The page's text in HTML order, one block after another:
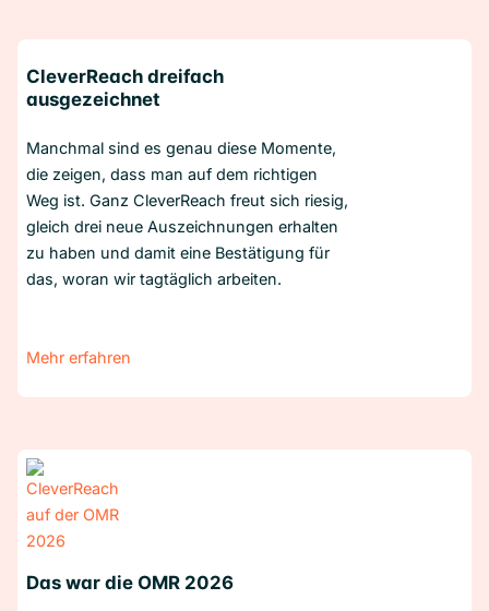
CleverReach dreifach
ausgezeichnet
Manchmal sind es genau diese Momente,
die zeigen, dass man auf dem richtigen
Weg ist. Ganz CleverReach freut sich riesig,
gleich drei neue Auszeichnungen erhalten
zu haben und damit eine Bestätigung für
das, woran wir tagtäglich arbeiten.
Mehr erfahren
Das war die OMR 2026